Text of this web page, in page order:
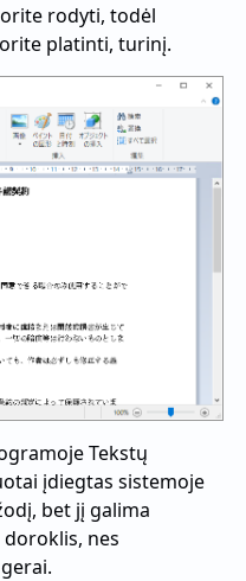
rodyti, todėl
platinti, turinį.
Tekstų
įdiegtas sistemoje
bet jį galima
nes